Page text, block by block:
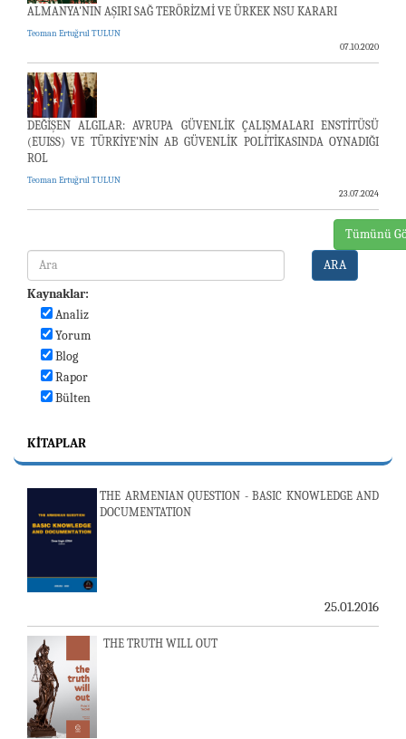
ALMANYA'NIN AŞIRI SAĞ TERÖRİZMİ VE ÜRKEK NSU KARARI
Teoman Ertuğrul TULUN
07.10.2020
DEĞİŞEN ALGILAR: AVRUPA GÜVENLİK ÇALIŞMALARI ENSTİTÜSÜ
(EUISS) VE TÜRKİYE’NİN AB GÜVENLİK POLİTİKASINDA OYNADIĞI
ROL
Teoman Ertuğrul TULUN
23.07.2024
Tümünü
ARA
Kaynaklar:
Analiz
Yorum
Blog
Rapor
Bülten
KITAPLAR
THE ARMENIAN QUESTION - BASIC KNOWLEDGE AND
DOCUMENTATION
25.01.2016
THE TRUTH WILL OUT